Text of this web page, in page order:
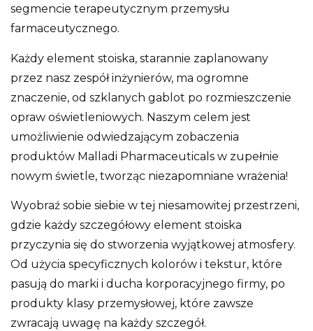
segmencie terapeutycznym przemysłu
farmaceutycznego.
Każdy element stoiska, starannie zaplanowany
przez nasz zespół inżynierów, ma ogromne
znaczenie, od szklanych gablot po rozmieszczenie
opraw oświetleniowych. Naszym celem jest
umożliwienie odwiedzającym zobaczenia
produktów Malladi Pharmaceuticals w zupełnie
nowym świetle, tworząc niezapomniane wrażenia!
Wyobraź sobie siebie w tej niesamowitej przestrzeni,
gdzie każdy szczegółowy element stoiska
przyczynia się do stworzenia wyjątkowej atmosfery.
Od użycia specyficznych kolorów i tekstur, które
pasują do marki i ducha korporacyjnego firmy, po
produkty klasy przemysłowej, które zawsze
zwracają uwagę na każdy szczegół.